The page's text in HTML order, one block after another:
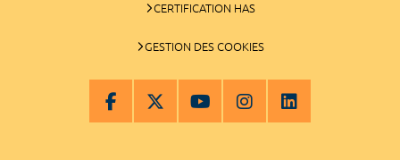
CERTIFICATION HAS
GESTION DES COOKIES